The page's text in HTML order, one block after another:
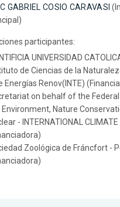
GABRIEL COSIO CARAVASI
participantes:
UNIVERSIDAD
de Ciencias de la
Energías Renov(INTE)
on behalf of the
Nature
- INTERNATIONAL CLIMATE
Zoológica de Fráncfort -